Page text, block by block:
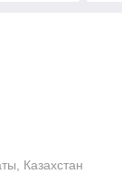
Казахстан